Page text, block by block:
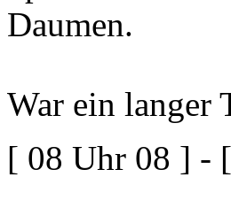
Daumen.
War ein langer
[ 08 Uhr 08 ] - [